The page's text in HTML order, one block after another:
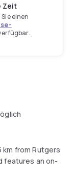
Zeit
einen
km from Rutgers
features an on-